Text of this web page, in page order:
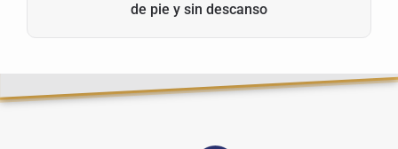
de pie y sin descanso